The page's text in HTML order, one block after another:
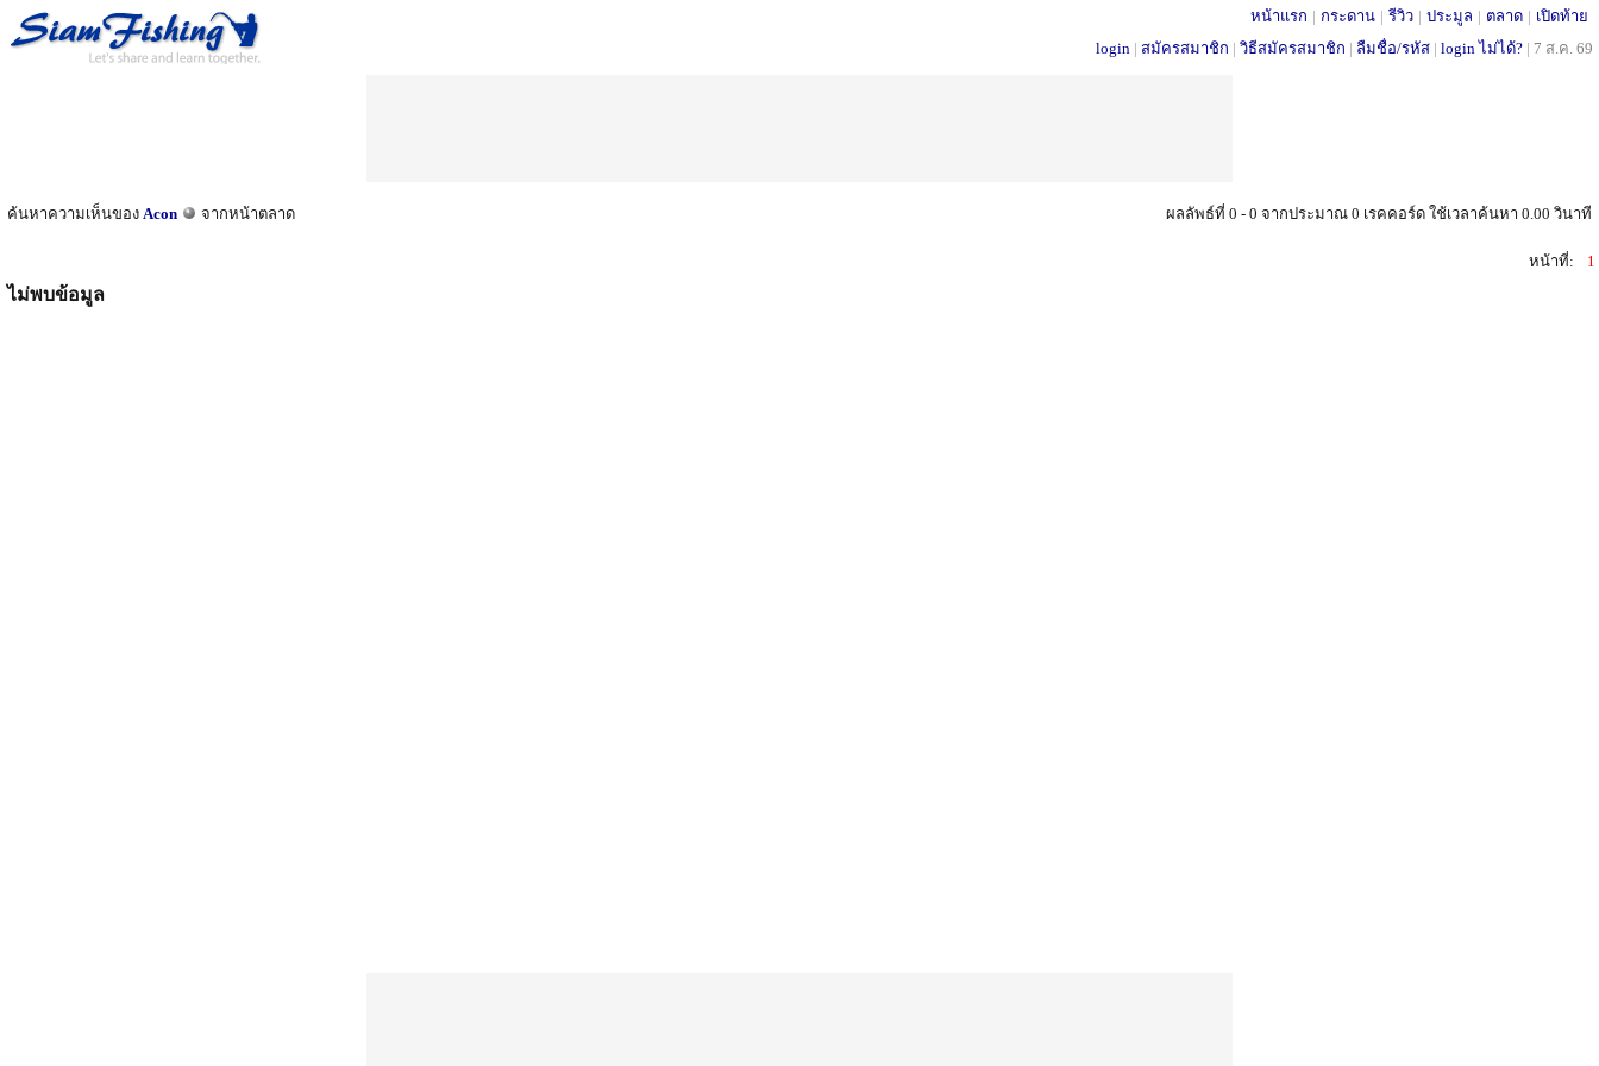
หน้าแรก | กระดาน | รีวิว | ประมูล | ตลาด | เปิดท้าย
login | สมัครสมาชิก | วิธีสมัครสมาชิก | ลืมชื่อ/รหัส | login ไม่ได้? | 7 ส.ค. 69
ค้นหาความเห็นของ Acon จากหน้าตลาด ผลลัพธ์ที่ 0 - 0 จากประมาณ 0 เรคคอร์ด ใช้เวลาค้นหา 0.00 วินาที
หน้าที่: 1
ไม่พบข้อมูล